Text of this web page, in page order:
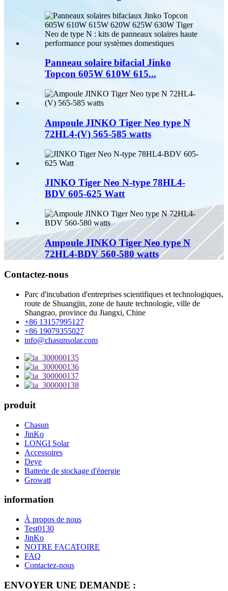
Panneau solaire bifacial Jinko
Topcon 605W 610W 615...
Ampoule JINKO Tiger Neo type N
72HL4-(V) 565-585 watts
JINKO Tiger Neo N-type 78HL4-
BDV 605-625 Watt
Ampoule JINKO Tiger Neo type N
72HL4-BDV 560-580 watts
Contactez-nous
Parc d'incubation d'entreprises scientifiques et technologiques,
route de Shuangjin, zone de haute technologie, ville de
Shangrao, province du Jiangxi, Chine
+86 13157995127
+86 19079355027
info@chasunsolar.com
produit
Chasun
JinKo
LONGI Solar
Accessoires
Deye
Batterie de stockage d'énergie
Growatt
information
À propos de nous
Test0130
JinKo
NOTRE FACATOIRE
FAQ
Contactez-nous
ENVOYER UNE DEMANDE :